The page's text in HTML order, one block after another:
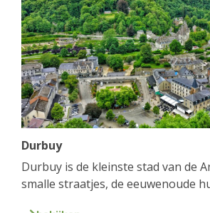
Durbuy
Durbuy is de kleinste stad van de
smalle straatjes, de eeuwenoude